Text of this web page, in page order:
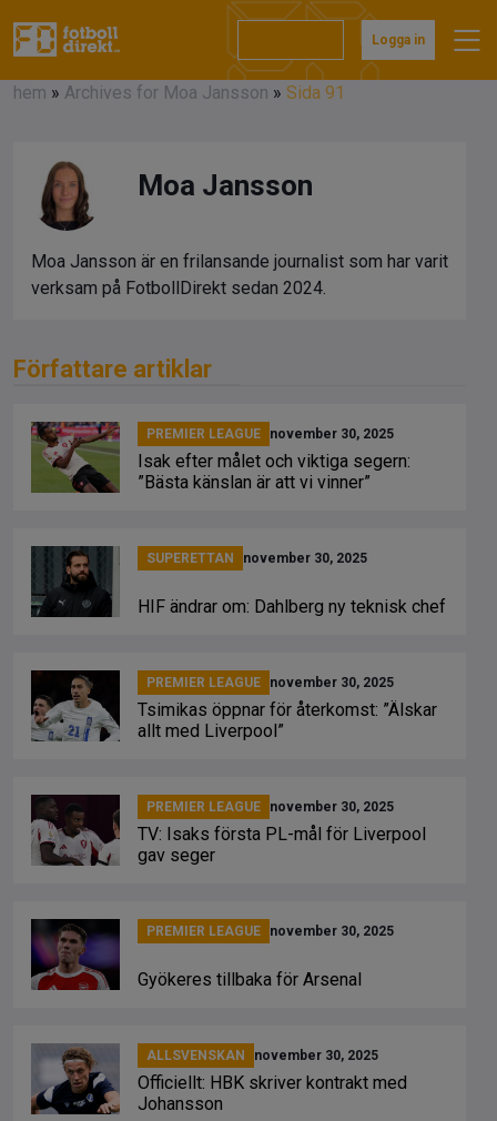
Logga in
hem » Archives for Moa Jansson » Sida 91
Moa Jansson
Moa Jansson är en frilansande journalist som har varit
verksam på FotbollDirekt sedan 2024.
Författare artiklar
PREMIER LEAGUE november 30, 2025
Isak efter målet och viktiga segern:
”Bästa känslan är att vi vinner”
SUPERETTAN november 30, 2025
HIF ändrar om: Dahlberg ny teknisk chef
PREMIER LEAGUE november 30, 2025
Tsimikas öppnar för återkomst: ”Älskar
allt med Liverpool”
PREMIER LEAGUE november 30, 2025
TV: Isaks första PL-mål för Liverpool
gav seger
PREMIER LEAGUE november 30, 2025
Gyökeres tillbaka för Arsenal
ALLSVENSKAN november 30, 2025
Officiellt: HBK skriver kontrakt med
Johansson